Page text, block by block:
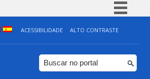
Simplifique!
Comunica BR
Participe
ACESSIBILIDADE
ALTO CONTRASTE